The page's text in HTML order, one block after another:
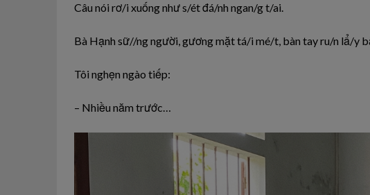
Câu nói rơ/i xuống như s/ét đá/nh ngan/g t/ai.
Bà Hạnh sữ//ng người, gương mặt tá/i mé/t, bàn tay ru/n lẩ/y
Tôi nghẹn ngào tiếp:
– Nhiều năm trước…